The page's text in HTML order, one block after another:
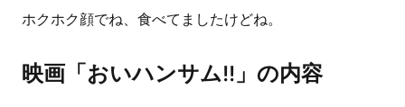
ホクホク顔でね、食べてましたけどね。
映画「おいハンサム!!」の内容